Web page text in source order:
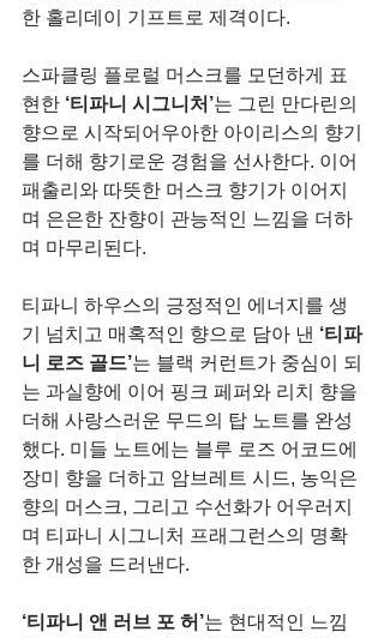
한 홀리데이 기프트로 제격이다.
스파클링 플로럴 머스크를 모던하게 표
현한 ‘티파니 시그니처’는 그린 만다린의
향으로 시작되어우아한 아이리스의 향기
를 더해 향기로운 경험을 선사한다. 이어
패출리와 따뜻한 머스크 향기가 이어지
며 은은한 잔향이 관능적인 느낌을 더하
며 마무리된다.
티파니 하우스의 긍정적인 에너지를 생
기 넘치고 매혹적인 향으로 담아 낸 ‘티파
니 로즈 골드’는 블랙 커런트가 중심이 되
는 과실향에 이어 핑크 페퍼와 리치 향을
더해 사랑스러운 무드의 탑 노트를 완성
했다. 미들 노트에는 블루 로즈 어코드에
장미 향을 더하고 암브레트 시드, 농익은
향의 머스크, 그리고 수선화가 어우러지
며 티파니 시그니처 프래그런스의 명확
한 개성을 드러낸다.
‘티파니 앤 러브 포 허’는 현대적인 느낌